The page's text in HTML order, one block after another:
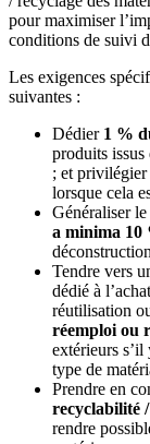
pour maximiser
conditions de suivi
Les exigences
suivantes :
Dédier 1 %
produits
; et privilégier
lorsque cela
Généraliser
a minima 10
Tendre vers
dédié à
réutilisation
réemploi ou
extérieurs
type de
Prendre en
recyclabilité
rendre